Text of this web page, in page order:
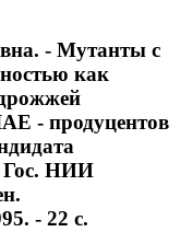
- Мутанты с
как
- продуцентов
Гос. НИИ
- 22 с.